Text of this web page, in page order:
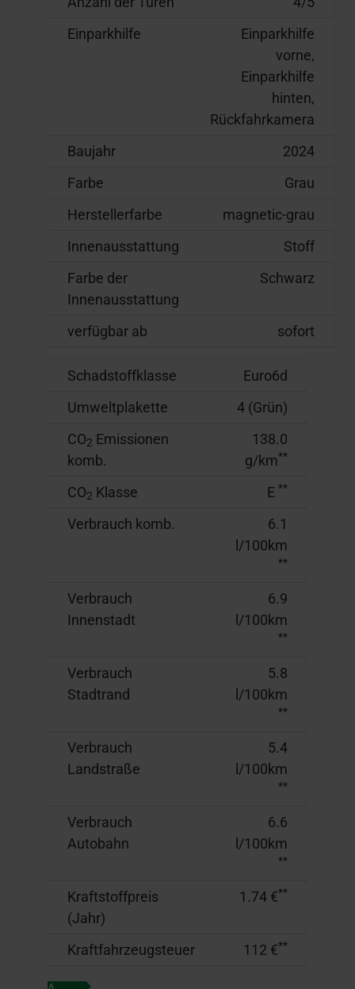
Einparkhilfe
Einparkhilfe
vorne,
Einparkhilfe
hinten,
Rückfahrkamera
Baujahr
2024
Farbe
Grau
Herstellerfarbe
magnetic-grau
Innenausstattung
Stoff
Farbe der
Innenausstattung
Schwarz
verfügbar ab sofort
Schadstoffklasse
Euro6d
Umweltplakette
4 (Grün)
CO2 Emissionen
komb.
138.0
g/km**
CO2 Klasse E **
Verbrauch komb.
6.1
l/100km
**
Verbrauch
Innenstadt
6.9
l/100km
**
Verbrauch
Stadtrand
5.8
l/100km
**
Verbrauch
Landstraße
5.4
l/100km
**
Verbrauch
Autobahn
6.6
l/100km
**
Kraftstoffpreis
(Jahr)
1.74 €**
Kraftfahrzeugsteuer 112 €**